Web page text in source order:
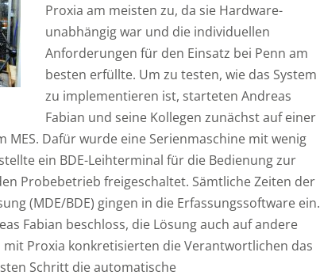
Proxia am meisten zu, da sie Hardware-
unabhängig war und die individuellen
Anforderungen für den Einsatz bei Penn am
besten erfüllte. Um zu testen, wie das System
zu implementieren ist, starteten Andreas
Fabian und seine Kollegen zunächst auf einer
Dafür wurde eine Serienmaschine mit wenig
ein BDE-Leihterminal für die Bedienung zur
Probebetrieb freigeschaltet. Sämtliche Zeiten der
(MDE/BDE) gingen in die Erfassungssoftware ein.
Fabian beschloss, die Lösung auch auf andere
Proxia konkretisierten die Verantwortlichen das
Schritt die automatische